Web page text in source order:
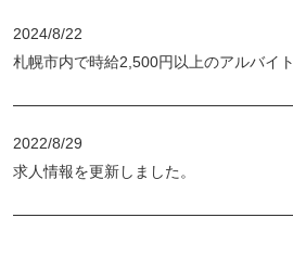
2024/8/22
札幌市内で時給2,500円以上のアルバイト
2022/8/29
求人情報を更新しました。